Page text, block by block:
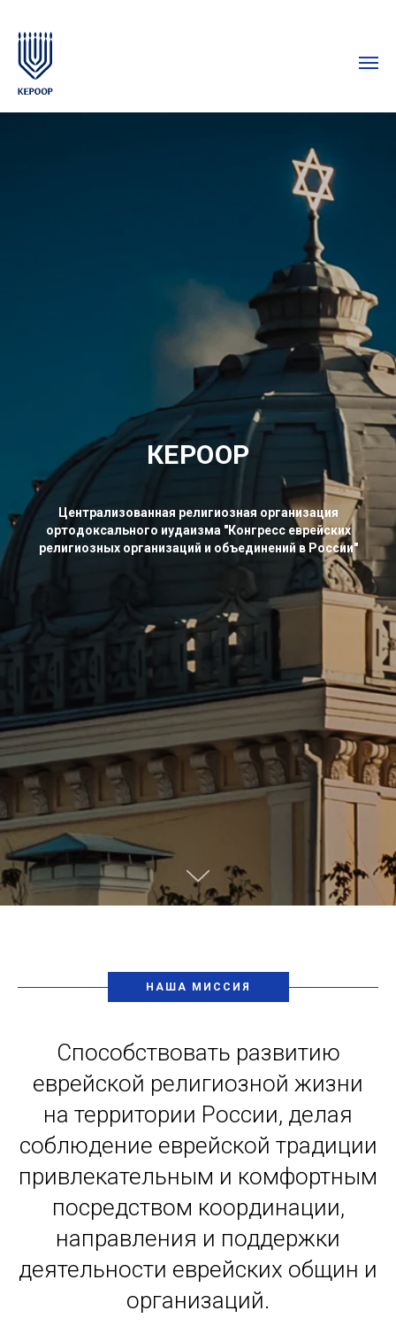
КЕРООР
Централизованная религиозная организация
ортодоксального иудаизма "Конгресс еврейских
религиозных организаций и объединений в России"
НАША МИССИЯ
Способствовать развитию
еврейской религиозной жизни
на территории России, делая
соблюдение еврейской традиции
привлекательным и комфортным
посредством координации,
направления и поддержки
деятельности еврейских общин и
организаций.